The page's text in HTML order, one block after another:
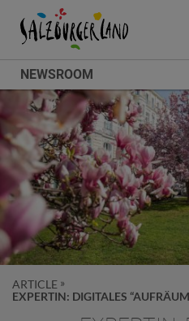
Zum InhaltAccesskey
[0]
Zum SeitenanfangAccesskey
[1]
Zum Fuß-BereichAccesskey
[2]
NEWSROOM
ARTICLE
EXPERTIN: DIGITALES